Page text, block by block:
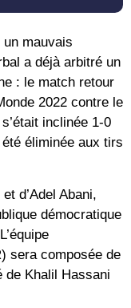
mauvais
a déjà arbitré un
: le match retour
2022 contre le
inclinée 1-0
éliminée aux tirs
d’Adel Abani,
démocratique
sera composée de
de Khalil Hassani